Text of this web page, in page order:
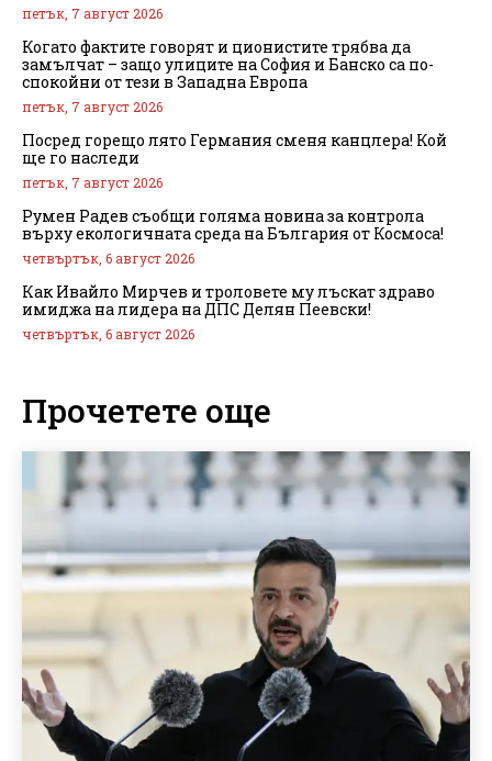
петък, 7 август 2026
Когато фактите говорят и ционистите трябва да
замълчат – защо улиците на София и Банско са по-
спокойни от тези в Западна Европа
петък, 7 август 2026
Посред горещо лято Германия сменя канцлера! Кой
ще го наследи
петък, 7 август 2026
Румен Радев съобщи голяма новина за контрола
върху екологичната среда на България от Космоса!
четвъртък, 6 август 2026
Как Ивайло Мирчев и троловете му лъскат здраво
имиджа на лидера на ДПС Делян Пеевски!
четвъртък, 6 август 2026
Прочетете още